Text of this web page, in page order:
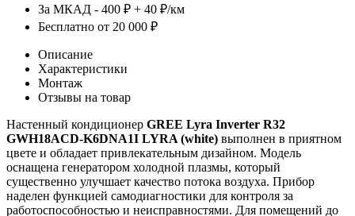
За МКАД - 400 ₽ + 40 ₽/км
Бесплатно от 20 000 ₽
Описание
Характеристики
Монтаж
Отзывы на товар
Настенный кондиционер GREE Lyra Inverter R32
GWH18ACD-K6DNA1I LYRA (white) выполнен в приятном
цвете и обладает привлекательным дизайном. Модель
оснащена генератором холодной плазмы, который
существенно улучшает качество потока воздуха. Прибор
наделен функцией самодиагностики для контроля за
работоспособностью и неисправностями. Для помещений до